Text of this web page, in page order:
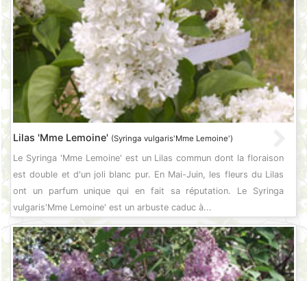
Lilas 'Mme Lemoine' (Syringa vulgaris'Mme Lemoine')
Le Syringa 'Mme Lemoine' est un Lilas commun dont la floraison
est double et d'un joli blanc pur. En Mai-Juin, les fleurs du Lilas
ont un parfum unique qui en fait sa réputation. Le Syringa
vulgaris'Mme Lemoine' est un arbuste caduc à...